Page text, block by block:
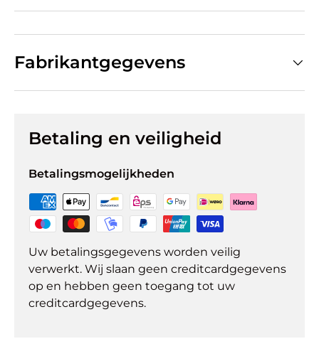
Fabrikantgegevens
Betaling en veiligheid
Betalingsmogelijkheden
Uw betalingsgegevens worden veilig
verwerkt. Wij slaan geen creditcardgegevens
op en hebben geen toegang tot uw
creditcardgegevens.